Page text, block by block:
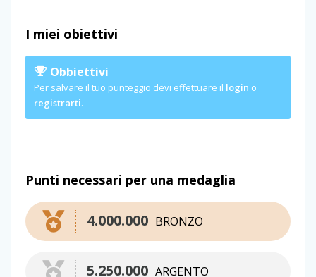
I miei obiettivi
Obbiettivi
Per salvare il tuo punteggio devi effettuare il login o
registrarti.
Punti necessari per una medaglia
BRONZO
4.000.000
ARGENTO
5.250.000